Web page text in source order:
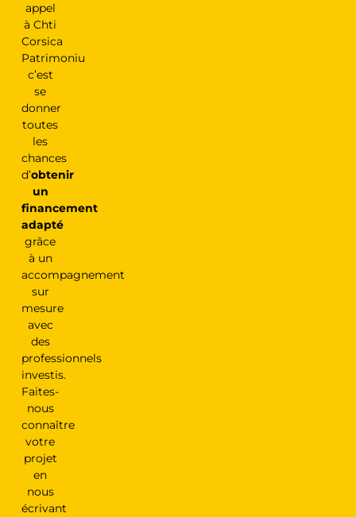
appel
à Chti
Corsica
Patrimoniu
c’est
se
donner
toutes
les
chances
d’obtenir
un
financement
adapté
grâce
à un
accompagnement
sur
mesure
avec
des
professionnels
investis.
Faites-
nous
connaître
votre
projet
en
nous
écrivant